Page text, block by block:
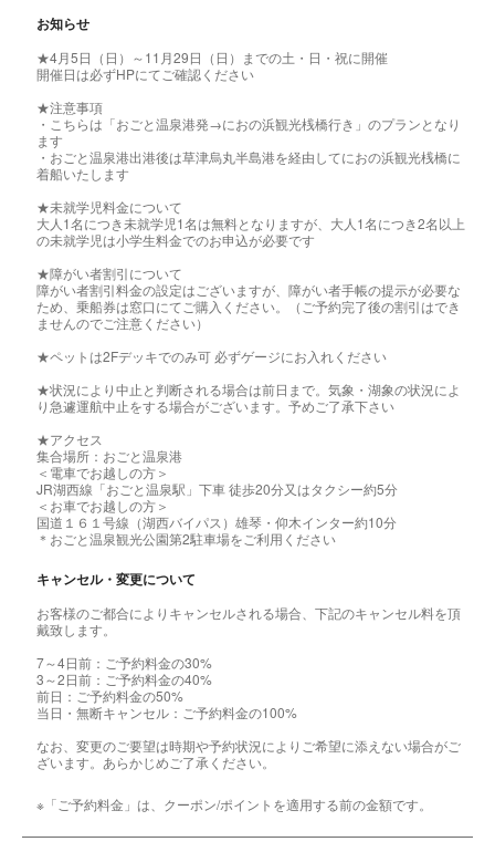
お知らせ
★4月5日（日）～11月29日（日）までの土・日・祝に開催
開催日は必ずHPにてご確認ください
★注意事項
・こちらは「おごと温泉港発→におの浜観光桟橋行き」のプランとなり
ます
・おごと温泉港出港後は草津烏丸半島港を経由してにおの浜観光桟橋に
着船いたします
★未就学児料金について
大人1名につき未就学児1名は無料となりますが、大人1名につき2名以上
の未就学児は小学生料金でのお申込が必要です
★障がい者割引について
障がい者割引料金の設定はございますが、障がい者手帳の提示が必要な
ため、乗船券は窓口にてご購入ください。（ご予約完了後の割引はでき
ませんのでご注意ください）
★ペットは2Fデッキでのみ可 必ずゲージにお入れください
★状況により中止と判断される場合は前日まで。気象・湖象の状況によ
り急遽運航中止をする場合がございます。予めご了承下さい
★アクセス
集合場所：おごと温泉港
＜電車でお越しの方＞
JR湖西線「おごと温泉駅」下車 徒歩20分又はタクシー約5分
＜お車でお越しの方＞
国道１６１号線（湖西バイパス）雄琴・仰木インター約10分
＊おごと温泉観光公園第2駐車場をご利用ください
キャンセル・変更について
お客様のご都合によりキャンセルされる場合、下記のキャンセル料を頂
戴致します。
7～4日前：ご予約料金の30%
3～2日前：ご予約料金の40%
前日：ご予約料金の50%
当日・無断キャンセル：ご予約料金の100%
なお、変更のご要望は時期や予約状況によりご希望に添えない場合がご
ざいます。あらかじめご了承ください。
※「ご予約料金」は、クーポン/ポイントを適用する前の金額です。